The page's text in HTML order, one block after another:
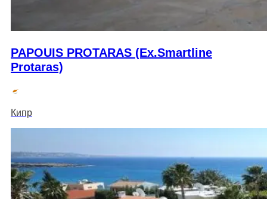
PAPOUIS PROTARAS (Ex.Smartline
Protaras)
Кипр